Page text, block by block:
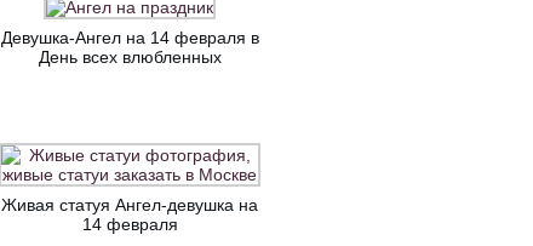
Девушка-Ангел на 14 февраля в
День всех влюбленных
Живая статуя Ангел-девушка на
14 февраля